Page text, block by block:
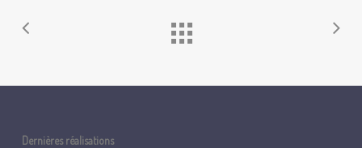
Dernières réalisations